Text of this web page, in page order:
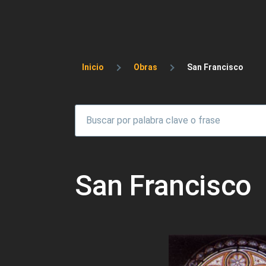
Sobrescribir enlaces
Inicio Obras San Francisco
San Francisco